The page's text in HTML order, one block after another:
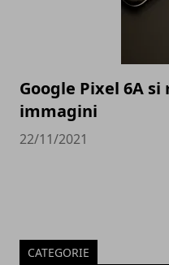
Google Pixel 6A
immagini
22/11/2021
CATEGORIE